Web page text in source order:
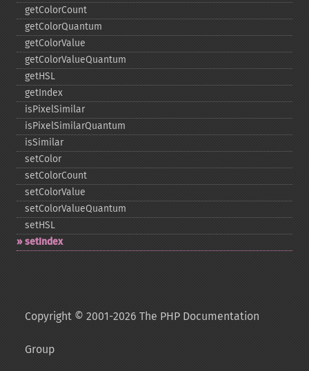
getColorCount
getColorQuantum
getColorValue
getColorValueQuantum
getHSL
getIndex
isPixelSimilar
isPixelSimilarQuantum
isSimilar
setColor
setColorCount
setColorValue
setColorValueQuantum
setHSL
setIndex
Copyright © 2001-2026 The PHP Documentation
Group